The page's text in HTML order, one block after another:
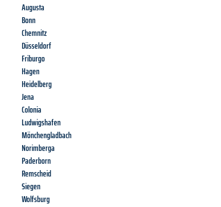
Augusta
Bonn
Chemnitz
Düsseldorf
Friburgo
Hagen
Heidelberg
Jena
Colonia
Ludwigshafen
Mönchengladbach
Norimberga
Paderborn
Remscheid
Siegen
Wolfsburg